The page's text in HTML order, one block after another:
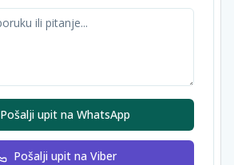
Pošalji upit na WhatsApp
Pošalji upit na Viber